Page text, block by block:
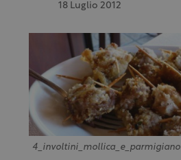
18 Luglio 2012
4_involtini_mollica_e_parmigiano